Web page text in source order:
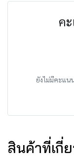
ค
ยังไม่มีคะแน
สินค้าที่เกี่